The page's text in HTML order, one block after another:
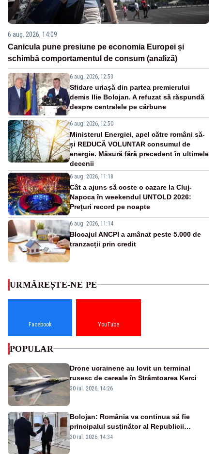
6 aug. 2026, 14:09
Canicula pune presiune pe economia Europei și
schimbă comportamentul de consum (analiză)
6 aug. 2026, 12:53
Sfidare uriașă din partea premierului
demis Ilie Bolojan. A refuzat să răspundă
despre centralele pe cărbune
6 aug. 2026, 12:50
Ministerul Energiei, apel către români să-
și REDUCĂ VOLUNTAR consumul de
energie. Măsură fără precedent în ultimele
decenii
6 aug. 2026, 11:18
Cât a ajuns să coste o cazare la Cluj-
Napoca în weekendul UNTOLD 2026:
Prețuri record pe noapte
6 aug. 2026, 11:14
Blocajul ANCPI a amânat peste 5.000 de
tranzacții prin credit
URMĂREȘTE-NE PE
Facebook YouTube
POPULAR
Drone ucrainene au lovit un terminal
rusesc de cereale în Strâmtoarea Kerci
30 iul. 2026, 14:26
Bolojan: România va continua să fie
principalul susţinător al Republicii
Moldova la nivelul Uniunii Europene
30 iul. 2026, 14:34